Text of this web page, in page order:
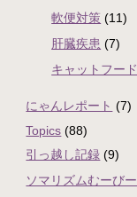
軟便対策 (11)
肝臓疾患 (7)
キャットフード
にゃんレポート (7)
Topics (88)
引っ越し記録 (9)
ソマリズムむーびー